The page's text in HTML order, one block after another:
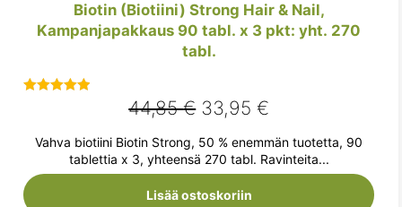
Biotin (Biotiini) Strong Hair & Nail,
Kampanjapakkaus 90 tabl. x 3 pkt: yht. 270
tabl.
5.00/ 5
44,85€ Alkuperäinen
hinta
oli:
44,85 €.
33,95€
hinta
on:
Vahva biotiini Biotin Strong, 50 % enemmän tuotetta, 90
tablettia x 3, yhteensä 270 tabl. Ravinteita...
Lisää ostoskoriin